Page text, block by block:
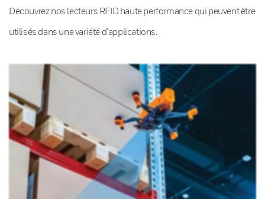
Découvrez nos lecteurs RFID haute performance qui peuvent être
utilisés dans une variété d’applications.